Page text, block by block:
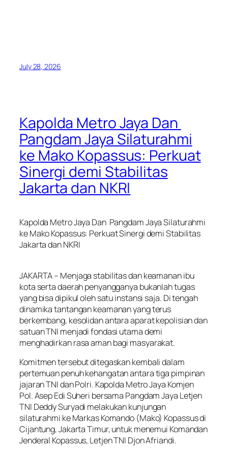
July 28, 2026
Kapolda Metro Jaya Dan
Pangdam Jaya Silaturahmi
ke Mako Kopassus: Perkuat
Sinergi demi Stabilitas
Jakarta dan NKRI
Kapolda Metro Jaya Dan Pangdam Jaya Silaturahmi
ke Mako Kopassus: Perkuat Sinergi demi Stabilitas
Jakarta dan NKRI
JAKARTA – Menjaga stabilitas dan keamanan ibu
kota serta daerah penyangganya bukanlah tugas
yang bisa dipikul oleh satu instansi saja. Di tengah
dinamika tantangan keamanan yang terus
berkembang, kesolidan antara aparat kepolisian dan
satuan TNI menjadi fondasi utama demi
menghadirkan rasa aman bagi masyarakat.
Komitmen tersebut ditegaskan kembali dalam
pertemuan penuh kehangatan antara tiga pimpinan
jajaran TNI dan Polri. Kapolda Metro Jaya Komjen
Pol. Asep Edi Suheri bersama Pangdam Jaya Letjen
TNI Deddy Suryadi melakukan kunjungan
silaturahmi ke Markas Komando (Mako) Kopassus di
Cijantung, Jakarta Timur, untuk menemui Komandan
Jenderal Kopassus, Letjen TNI Djon Afriandi.